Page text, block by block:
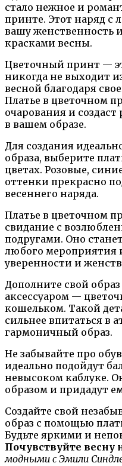
стало нежное и
принте. Этот наряд с
вашу женственность
красками весны.
Цветочный принт —
никогда не выходит
весной благодаря
Платье в цветочном
очарования и
в вашем образе.
Для создания
образа, выберите
цветах. Розовые,
оттенки прекрасно
весеннего наряда.
Платье в цветочном
свидание с
подругами. Оно
любого мероприятия
уверенности и
Дополните свой
аксессуаром —
кошельком. Такой
сильнее впитаться в
гармоничный образ.
Не забывайте про
идеально подойдут
невысоком каблуке.
образом и придадут
Создайте свой
образ с помощью
Будьте яркими и
Почувствуйте весну
модными с Эмили